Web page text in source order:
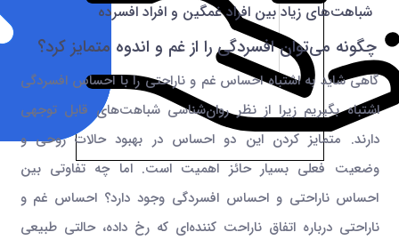
شباهت‌های زیاد بین افراد غمگین و افراد افسرده
چگونه می‌توان افسردگی را از غم و اندوه متمايز كرد؟
گاهی شاید به اشتباه احساس غم و ناراحتی را با احساس افسردگی
اشتباه بگیریم زیرا از نظر روان‌شناسی شباهت‌های قابل توجهی
دارند. متمایز کردن این دو احساس در بهبود حالات روحی و
وضعیت فعلی بسیار حائز اهمیت است. اما چه تفاوتی بین
احساس ناراحتی و احساس افسردگی وجود دارد؟ احساس غم و
ناراحتی درباره اتفاق ناراحت کننده‌ای که رخ داده، حالتی طبیعی